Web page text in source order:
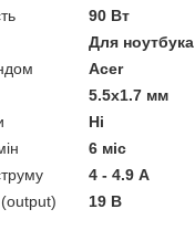
90 Вт
Для ноутбука
Acer
5.5x1.7 мм
Ні
6 міс
4 - 4.9 А
(output)
19 В